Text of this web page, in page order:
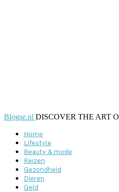
Blogse.nl DISCOVER THE ART
Home
Lifestyle
Beauty & mode
Reizen
Gezondheid
Dieren
Geld